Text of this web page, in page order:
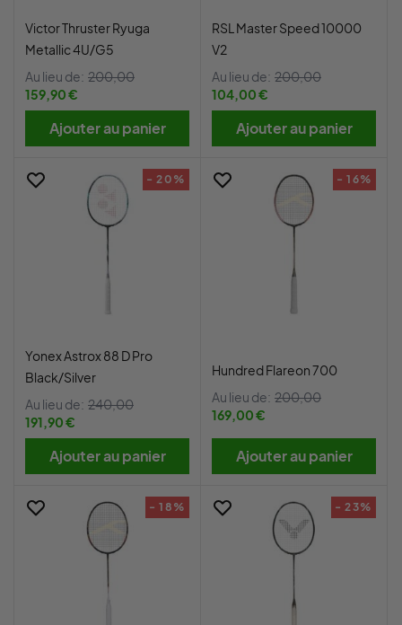
Victor Thruster Ryuga
Metallic 4U/G5
Au lieu de: 200,00
159,90 €
Ajouter au panier
RSL Master Speed 10000
V2
Au lieu de: 200,00
104,00 €
Ajouter au panier
- 20%
Yonex Astrox 88 D Pro
Black/Silver
Au lieu de: 240,00
191,90 €
Ajouter au panier
- 16%
Hundred Flareon 700
Au lieu de: 200,00
169,00 €
Ajouter au panier
- 18% - 23%